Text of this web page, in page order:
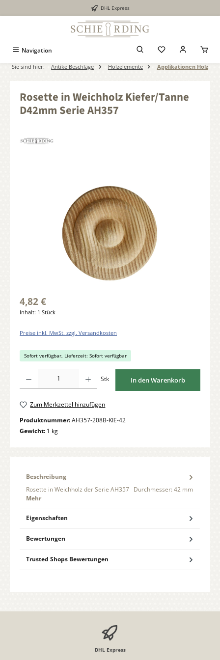
DHL Express
Navigation
Sie sind hier: Antike Beschläge Holzelemente Applikationen Holz
Rosette in Weichholz Kiefer/Tanne
D42mm Serie AH357
4,82 €
Inhalt: 1 Stück
Preise inkl. MwSt. zzgl. Versandkosten
Sofort verfügbar, Lieferzeit: Sofort verfügbar
Stk In den Warenkorb
Zum Merkzettel hinzufügen
Produktnummer:AH357-208B-KIE-42
Gewicht: 1 kg
Beschreibung
Rosette in Weichholz der Serie AH357 Durchmesser: 42 mm
Mehr
Eigenschaften
Bewertungen
Trusted Shops Bewertungen
DHL Express